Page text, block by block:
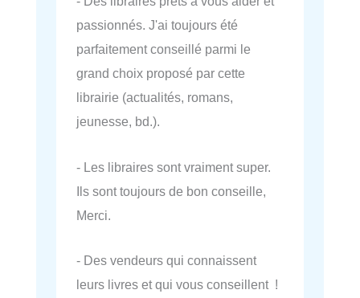
passionnés. J'ai toujours été
parfaitement conseillé parmi le
grand choix proposé par cette
librairie (actualités, romans,
jeunesse, bd.).
- Les libraires sont vraiment super.
Ils sont toujours de bon conseille,
Merci.
- Des vendeurs qui connaissent
leurs livres et qui vous conseillent !